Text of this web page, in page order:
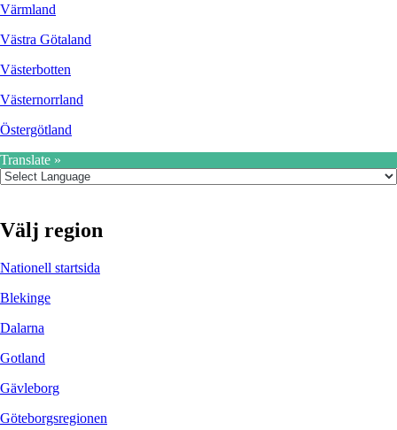
Värmland
Västra Götaland
Västerbotten
Västernorrland
Östergötland
Translate »
Välj region
Nationell startsida
Blekinge
Dalarna
Gotland
Gävleborg
Göteborgsregionen